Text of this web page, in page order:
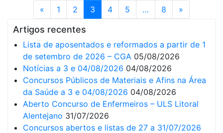
« 1 2 3 4 5 … 8 »
Artigos recentes
Lista de aposentados e reformados a partir de 1
de setembro de 2026 – CGA 05/08/2026
Notícias a 3 e 04/08/2026 04/08/2026
Concursos Públicos de Materiais e Afins na Área
da Saúde a 3 e 04/08/2026 04/08/2026
Aberto Concurso de Enfermeiros – ULS Litoral
Alentejano 31/07/2026
Concursos abertos e listas de 27 a 31/07/2026